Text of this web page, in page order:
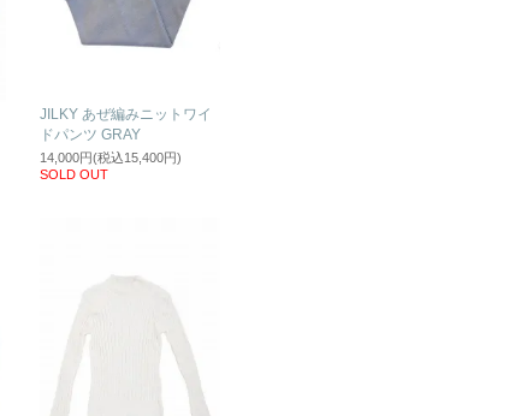
JILKY あぜ編みニットワイ
ドパンツ GRAY
14,000円(税込15,400円)
SOLD OUT